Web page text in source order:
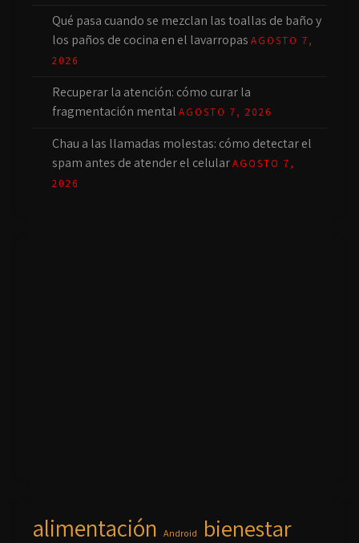
Qué pasa cuando se mezclan las toallas de baño y
los paños de cocina en el lavarropas AGOSTO 7,
2026
Recuperar la atención: cómo curar la
fragmentación mental AGOSTO 7, 2026
Chau a las llamadas molestas: cómo detectar el
spam antes de atender el celularAGOSTO 7,
2026
alimentación Android bienestar